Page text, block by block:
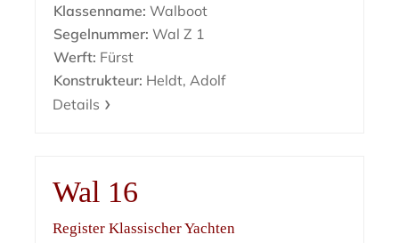
Klassenname: Walboot
Segelnummer: Wal Z 1
Werft: Fürst
Konstrukteur: Heldt, Adolf
Details
Wal 16
Register Klassischer Yachten